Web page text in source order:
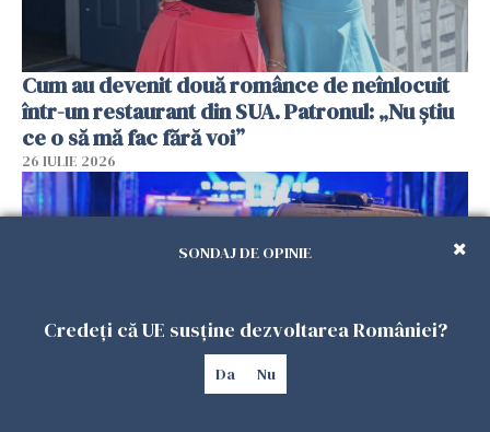
Cum au devenit două românce de neînlocuit
într-un restaurant din SUA. Patronul: „Nu știu
ce o să mă fac fără voi”
26 IULIE 2026
SONDAJ DE OPINIE
Credeți că UE susține dezvoltarea României?
Da Nu